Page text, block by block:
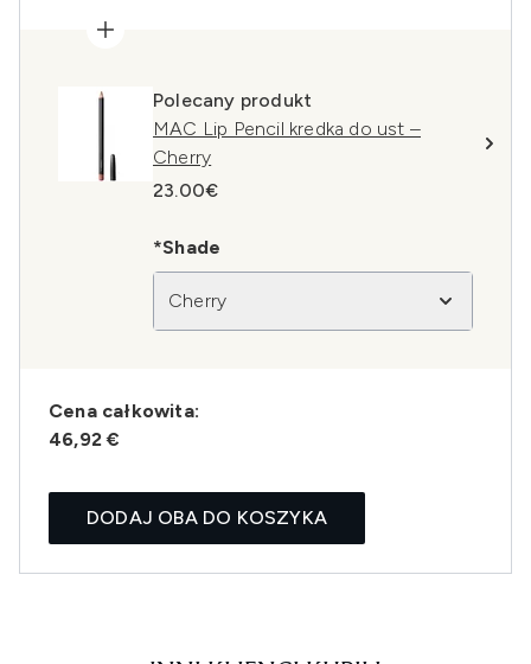
Polecany produkt
MAC Lip Pencil kredka do ust –
Cherry
23.00€
*Shade
Cherry
Cena całkowita:
46,92 €
DODAJ OBA DO KOSZYKA